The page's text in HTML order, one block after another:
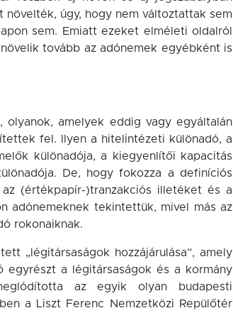
úgy, hogy nem változtattak sem
sem. Emiatt ezeket elméleti oldalról
tovább az adónemek egyébként is
olyanok, amelyek eddig vagy egyáltalán
fel. Ilyen a hitelintézeti különadó, a
különadója, a kiegyenlítői kapacitás
De, hogy fokozza a definíciós
(értékpapír-)tranzakciós illetéket és a
adónemeknek tekintettük, mivel más az
rokonaiknak.
„légitársaságok hozzájárulása”, amely
egyrészt a légitársaságok és a kormány
az egyik olyan budapesti
a Liszt Ferenc Nemzetközi Repülőtér